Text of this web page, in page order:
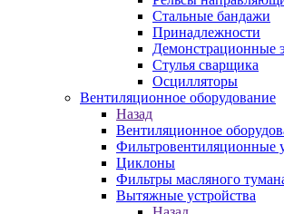
Стальные бандажи
Принадлежности
Демонстрационные
Стулья сварщика
Осцилляторы
Вентиляционное оборудование
Назад
Вентиляционное
Фильтровентиляционные
Циклоны
Фильтры масляного
Вытяжные устройства